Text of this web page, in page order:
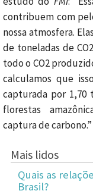
contribuem com
nossa atmosfera.
de toneladas de
todo o CO2
calculamos que
capturada por 1,70
florestas
captura de carbono.”
Mais lidos
Quais as
Brasil?